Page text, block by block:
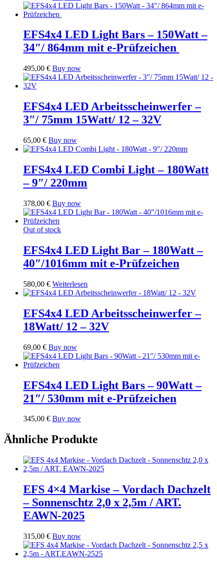
EFS4x4 LED Light Bars – 150Watt –
34″/ 864mm mit e-Prüfzeichen
495,00 € Buy now
EFS4x4 LED Arbeitsscheinwerfer –
3″/ 75mm 15Watt/ 12 – 32V
65,00 € Buy now
EFS4x4 LED Combi Light – 180Watt
– 9″/ 220mm
378,00 € Buy now
Out of stock
EFS4x4 LED Light Bar – 180Watt –
40″/1016mm mit e-Prüfzeichen
580,00 € Weiterlesen
EFS4x4 LED Arbeitsscheinwerfer –
18Watt/ 12 – 32V
69,00 € Buy now
EFS4x4 LED Light Bars – 90Watt –
21″/ 530mm mit e-Prüfzeichen
345,00 € Buy now
Ähnliche Produkte
EFS 4×4 Markise – Vordach Dachzelt
– Sonnenschtz 2,0 x 2,5m / ART.
EAWN-2025
315,00 € Buy now